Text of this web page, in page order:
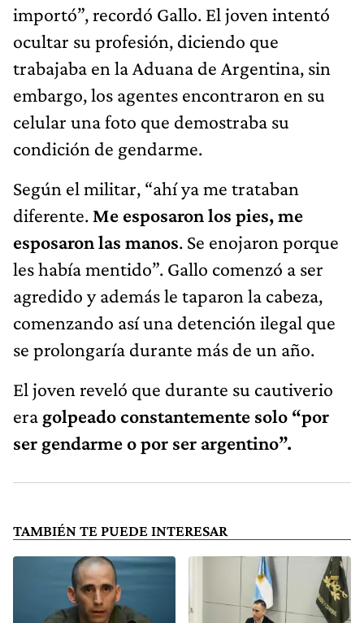
importó”, recordó Gallo. El joven intentó
ocultar su profesión, diciendo que
trabajaba en la Aduana de Argentina, sin
embargo, los agentes encontraron en su
celular una foto que demostraba su
condición de gendarme.
Según el militar, “ahí ya me trataban
diferente. Me esposaron los pies, me
esposaron las manos. Se enojaron porque
les había mentido”. Gallo comenzó a ser
agredido y además le taparon la cabeza,
comenzando así una detención ilegal que
se prolongaría durante más de un año.
El joven reveló que durante su cautiverio
era golpeado constantemente solo “por
ser gendarme o por ser argentino”.
TAMBIÉN TE PUEDE INTERESAR